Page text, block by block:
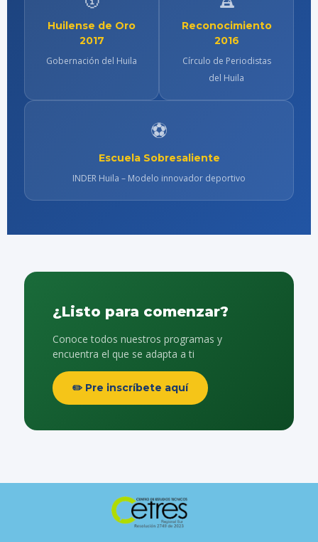
Huilense de Oro
2017
Gobernación del Huila
Reconocimiento
2016
Círculo de Periodistas
del Huila
⚽
Escuela Sobresaliente
INDER Huila – Modelo innovador deportivo
¿Listo para comenzar?
Conoce todos nuestros programas y
encuentra el que se adapta a ti
✏️ Pre inscríbete aquí